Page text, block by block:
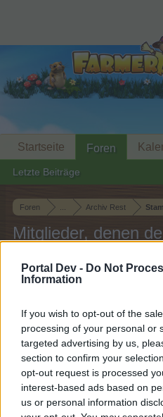
Portal Dev - Do Not
Information
If you wish to opt-out of the
processing of your personal or
targeted advertising by us,
section to confirm your
opt-out request is processed
interest-based ads based on
us or personal information
Foren Archiv Rest
Mitglieder, denen
wenn Du in diesem Forum
Gesprächen teilnehmen
starten möchtest, musst
im Spiel einloggen. Falls Du
Spielaccount besitzt, bitte
Wir freuen uns auf Deinen
unserem Forum!„Zum Spiel“
Startseite Foren
Letzte Beiträge